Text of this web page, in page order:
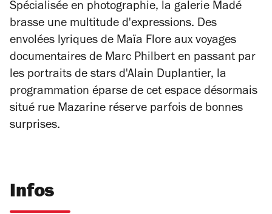
Spécialisée en photographie, la galerie Madé
brasse une multitude d'expressions. Des
envolées lyriques de Maïa Flore aux voyages
documentaires de Marc Philbert en passant par
les portraits de stars d'Alain Duplantier, la
programmation éparse de cet espace désormais
situé rue Mazarine réserve parfois de bonnes
surprises.
Infos